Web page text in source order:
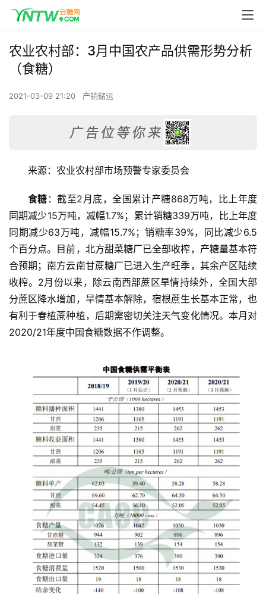
农业农村部：3月中国农产品供需形势分析
（食糖）
2021-03-09 21:20 产销储运
来源：农业农村部市场预警专家委员会
食糖 ：截至2 月底，全国累计产糖868万吨，比上年度
同期减少15万吨，减幅1.7% ；累计销糖339万吨，比上年度
同期减少63万吨，减幅15.7% ；销糖率39%，同比减少6.5
个百分点。目前，北方甜菜糖厂已全部收榨，产糖量基本符
合预期；南方云南甘蔗糖厂已进入生产旺季，其余产区陆续
收榨。 2月份以来，除云南西部蔗区旱情持续外，全国大部
分蔗区降水增加，旱情基本解除，宿根蔗生长基本正常，也
有利于春植蔗种植，后期需密切关注天气变化情况。本月对
2020/21年度中国食糖数据不作调整。